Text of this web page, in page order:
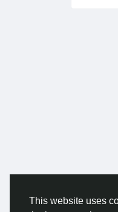
This website uses
© 2026